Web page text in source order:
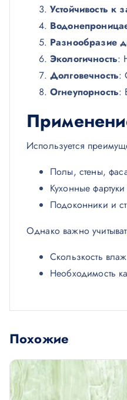
Устойчивость к
Разнообразие
Экологичность:
Долговечность:
Огнеупорность:
Используется
Полы, стены,
Кухонные фартуки
Подоконники и
Однако важно
Скользкость
Необходимость
Похожие